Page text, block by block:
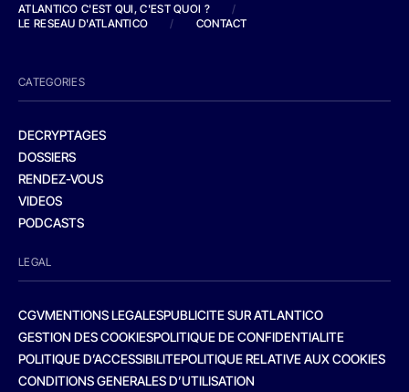
ATLANTICO C'EST QUI, C'EST QUOI ?
/
LE RESEAU D'ATLANTICO
/ CONTACT
CATEGORIES
DECRYPTAGES
DOSSIERS
RENDEZ-VOUS
VIDEOS
PODCASTS
LEGAL
CGVMENTIONS LEGALESPUBLICITE SUR ATLANTICO
GESTION DES COOKIESPOLITIQUE DE CONFIDENTIALITE
POLITIQUE D’ACCESSIBILITEPOLITIQUE RELATIVE AUX COOKIES
CONDITIONS GENERALES D’UTILISATION